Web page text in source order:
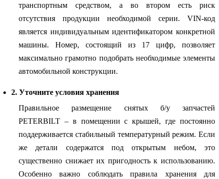
транспортным средством, а во втором есть риск
отсутствия продукции необходимой серии. VIN-код
является индивидуальным идентификатором конкретной
машины. Номер, состоящий из 17 цифр, позволяет
максимально грамотно подобрать необходимые элементы
автомобильной конструкции.
2. Уточните условия хранения
Правильное размещение снятых б/у запчастей
PETERBILT – в помещении с крышей, где постоянно
поддерживается стабильный температурный режим. Если
же детали содержатся под открытым небом, это
существенно снижает их пригодность к использованию.
Особенно важно соблюдать правила хранения для